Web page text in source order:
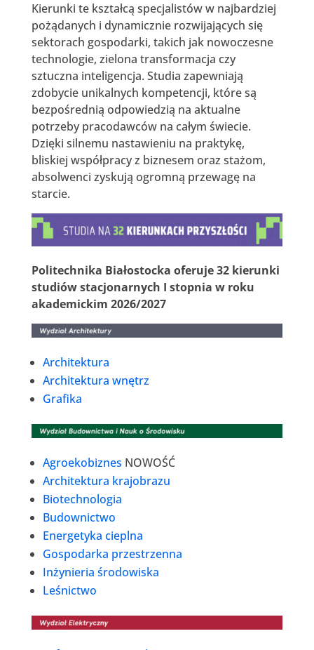
Kierunki te kształcą specjalistów w najbardziej
pożądanych i dynamicznie rozwijających się
sektorach gospodarki, takich jak nowoczesne
technologie, zielona transformacja czy
sztuczna inteligencja. Studia zapewniają
zdobycie unikalnych kompetencji, które są
bezpośrednią odpowiedzią na aktualne
potrzeby pracodawców na całym świecie.
Dzięki silnemu nastawieniu na praktykę,
bliskiej współpracy z biznesem oraz stażom,
absolwenci zyskują ogromną przewagę na
starcie.
Politechnika Białostocka oferuje 32 kierunki
studiów stacjonarnych I stopnia w roku
akademickim 2026/2027
Architektura
Architektura wnętrz
Grafika
Agroekobiznes NOWOŚĆ
Architektura krajobrazu
Biotechnologia
Budownictwo
Energetyka cieplna
Gospodarka przestrzenna
Inżynieria środowiska
Leśnictwo